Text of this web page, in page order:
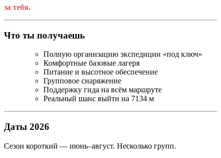
за тебя.
Что ты получаешь
Полную организацию экспедиции «под ключ»
Комфортные базовые лагеря
Питание и высотное обеспечение
Групповое снаряжение
Поддержку гида на всём маршруте
Реальный шанс выйти на 7134 м
Даты 2026
Сезон короткий — июнь–август. Несколько групп.